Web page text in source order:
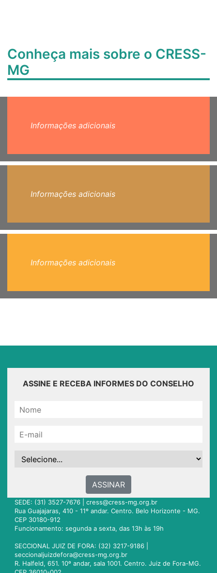
Conheça mais sobre o CRESS-
MG
Informações adicionais
Informações adicionais
Informações adicionais
ASSINE E RECEBA INFORMES DO CONSELHO
ASSINAR
SEDE: (31) 3527-7676 | cress@cress-mg.org.br
Rua Guajajaras, 410 - 11º andar. Centro. Belo Horizonte - MG.
CEP 30180-912
Funcionamento: segunda a sexta, das 13h às 19h
SECCIONAL JUIZ DE FORA: (32) 3217-9186 |
seccionaljuizdefora@cress-mg.org.br
R. Halfeld, 651. 10º andar, sala 1001. Centro. Juiz de Fora-MG.